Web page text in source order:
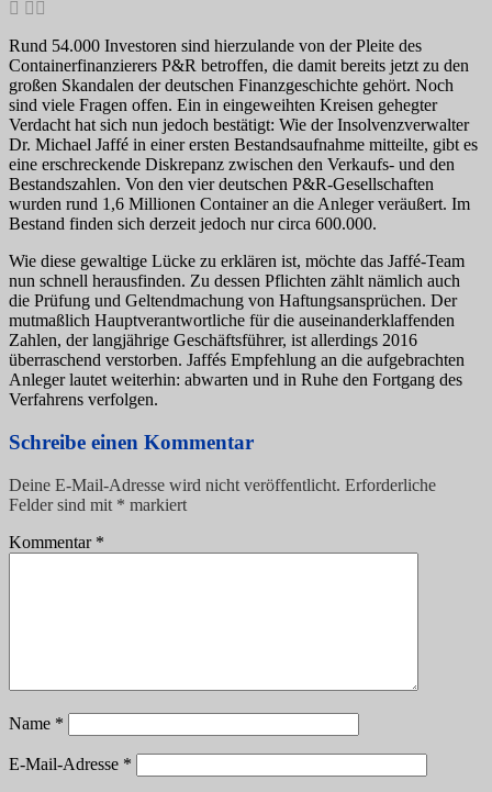
Rund 54.000 Investoren sind hierzulande von der Pleite des
Containerfinanzierers P&R betroffen, die damit bereits jetzt zu den
großen Skandalen der deutschen Finanzgeschichte gehört. Noch
sind viele Fragen offen. Ein in eingeweihten Kreisen gehegter
Verdacht hat sich nun jedoch bestätigt: Wie der Insolvenzverwalter
Dr. Michael Jaffé in einer ersten Bestandsaufnahme mitteilte, gibt es
eine erschreckende Diskrepanz zwischen den Verkaufs- und den
Bestandszahlen. Von den vier deutschen P&R-Gesellschaften
wurden rund 1,6 Millionen Container an die Anleger veräußert. Im
Bestand finden sich derzeit jedoch nur circa 600.000.
Wie diese gewaltige Lücke zu erklären ist, möchte das Jaffé-Team
nun schnell herausfinden. Zu dessen Pflichten zählt nämlich auch
die Prüfung und Geltendmachung von Haftungsansprüchen. Der
mutmaßlich Hauptverantwortliche für die auseinanderklaffenden
Zahlen, der langjährige Geschäftsführer, ist allerdings 2016
überraschend verstorben. Jaffés Empfehlung an die aufgebrachten
Anleger lautet weiterhin: abwarten und in Ruhe den Fortgang des
Verfahrens verfolgen.
Schreibe einen Kommentar
Deine E-Mail-Adresse wird nicht veröffentlicht. Erforderliche
Felder sind mit * markiert
Kommentar *
Name *
E-Mail-Adresse *